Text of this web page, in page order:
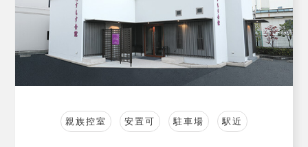
親族控室 安置可 駐車場 駅近